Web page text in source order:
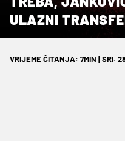
ULAZNI
VRIJEME ČITANJA: 7MIN | SRI.